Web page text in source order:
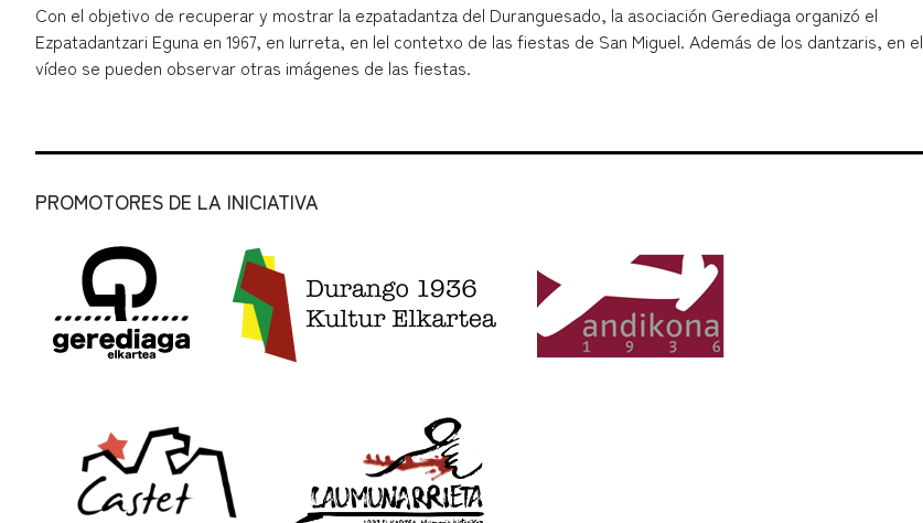
Con el objetivo de recuperar y mostrar la ezpatadantza del Duranguesado, la asociación Gerediaga organizó el
Ezpatadantzari Eguna en 1967, en Iurreta, en lel contetxo de las fiestas de San Miguel. Además de los dantzaris, en el
vídeo se pueden observar otras imágenes de las fiestas.
PROMOTORES DE LA INICIATIVA